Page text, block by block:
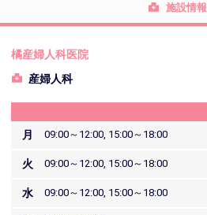
施設情報
橘産婦人科医院
産婦人科
月 09:00～12:00, 15:00～18:00
火 09:00～12:00, 15:00～18:00
水 09:00～12:00, 15:00～18:00